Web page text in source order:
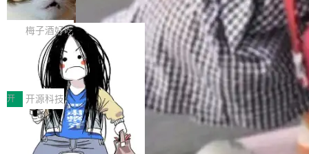
但对于金融、能源、医疗等对数据安全要求较...
Token花在哪里、算力是否被充分利用，以及持
续增长的AI成本该如何优化。 深信服AI算力网关
正是围绕这些实际问题，从Token治理和成本治
理两个方面，让用户的每一份算力都看得清、管
得住、用得稳、省得下、更安全！ 一、从现在开
始，Token使用一目...
不是一个人走。一同离开的还有 Sanjay Ghema
wat（Google 员工编号 23，Jeff Dean 二十多
年的编程搭档，MapReduce 和 Bigtable 的共同
作者）、Quoc Le（Google 大脑核心成员，Se
q2Seq 和 DocAI 的共同发明人）以及 Oriol Vin
yals（Gemini 联合负责人，AlphaSta...
字体可调、22 种语言、记忆搜索增强
打开终端就能上岗的全中文编码智能体，这一轮
把「看得清、用母语、记得住」三件事一次补
齐。 SolonCode 是什么 SolonCode 是杭州无
耳科技研发的企业级终端编码智能体——一位全
中文驱动的数字员工，自主理解需求、规划步
骤、编写代码。不挑模型、不挑平台，curl 一行
装完即用。 开源地址：Gitee · GitCode · GitHu
b 安装 支持 Java 8+（8~26）、macOS / Linu
x / Windows / Harmony PC。 # macOS / Linu
梅子酒好吃
让“代码语义理解”深度释放AI Coding
价值潜能：华为云码道（CodeArts）
代码仓技术解析
一、代码仓深度理解技术的作用与价值 在软件工
程实践中，代码仓是企业核心知识资产的主要载
体。企业级代码仓库通常包含数十万乃至数百万
个文件，其规模远超单次模型调用可承载的上下
文窗口。随着项目规模的持续扩张与代码历史的
开 开源科技
一条“删库”命令跑 17 小时，算法工程
师删光 89TB 数据只为干私活
最高人民检察院8月4日公布了一起案件：北京一